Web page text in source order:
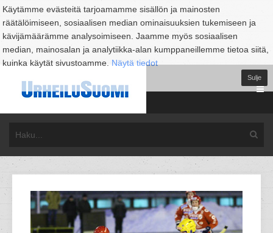
Käytämme evästeitä tarjoamamme sisällön ja mainosten
räätälöimiseen, sosiaalisen median ominaisuuksien tukemiseen ja
kävijämäärämme analysoimiseen. Jaamme myös sosiaalisen
median, mainosalan ja analytiikka-alan kumppaneillemme tietoa siitä,
kuinka käytät sivustoamme. Näytä tiedot
Sulje